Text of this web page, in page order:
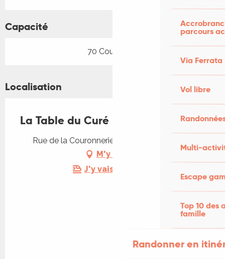
parcours
Via Ferrata
Vol libre
Multi-
Escape
Top 10 des
famille
Randonner en
Capacité
70 Couvert(s)
Localisation
La Table du Curé
Rue de la Couronnerie, 46500 Rocamadour
M'y rendre
J'y vais en train !